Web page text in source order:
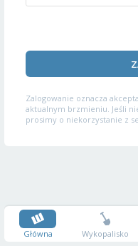
Zalogowanie oznacza
aktualnym brzmieniu. Jeśli
prosimy o niekorzystanie z
Główna Wykopalisko